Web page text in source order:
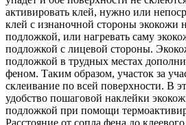
активировать клей, нужно или
клей с изнаночной стороны экокожи
подложкой, или нагревать саму
подложкой с лицевой стороны.
подложкой в трудных местах
феном. Таким образом, участок за
склеивание по всей поверхности. В
удобство пошаговой наклейки
подложкой при помощи
Расстояние от сопла фена до